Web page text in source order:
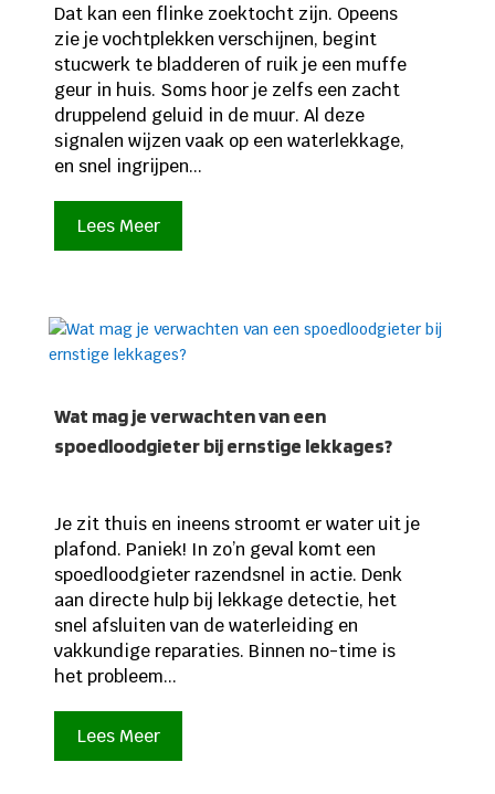
Dat kan een flinke zoektocht zijn. Opeens
zie je vochtplekken verschijnen, begint
stucwerk te bladderen of ruik je een muffe
geur in huis. Soms hoor je zelfs een zacht
druppelend geluid in de muur. Al deze
signalen wijzen vaak op een waterlekkage,
en snel ingrijpen...
Lees Meer
Wat mag je verwachten van een
spoedloodgieter bij ernstige lekkages?
Je zit thuis en ineens stroomt er water uit je
plafond. Paniek! In zo’n geval komt een
spoedloodgieter razendsnel in actie. Denk
aan directe hulp bij lekkage detectie, het
snel afsluiten van de waterleiding en
vakkundige reparaties. Binnen no-time is
het probleem...
Lees Meer